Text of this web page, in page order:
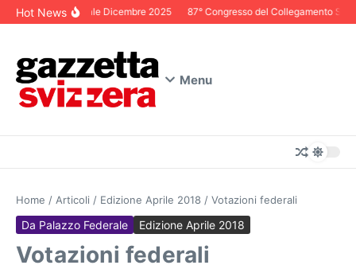
Salta al contenuto
Hot NewsEditoriale Dicembre 2025 87° Congresso del Collegamento
Menu
Home / Articoli / Edizione Aprile 2018 / Votazioni federali
Da Palazzo Federale Edizione Aprile 2018
Votazioni federali